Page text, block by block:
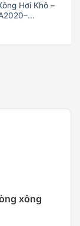
Hơi Khô –
xông